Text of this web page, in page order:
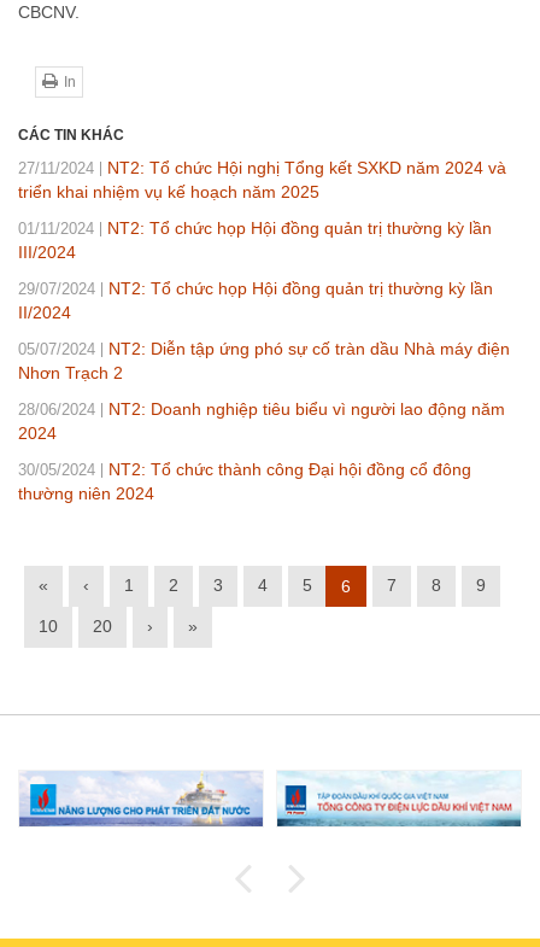
CBCNV.
In
CÁC TIN KHÁC
27/11/2024
NT2: Tổ chức Hội nghị Tổng kết SXKD năm 2024 và
triển khai nhiệm vụ kế hoạch năm 2025
01/11/2024
NT2: Tổ chức họp Hội đồng quản trị thường kỳ lần
III/2024
29/07/2024
NT2: Tổ chức họp Hội đồng quản trị thường kỳ lần
II/2024
05/07/2024
NT2: Diễn tập ứng phó sự cố tràn dầu Nhà máy điện
Nhơn Trạch 2
28/06/2024
NT2: Doanh nghiệp tiêu biểu vì người lao động năm
2024
30/05/2024
NT2: Tổ chức thành công Đại hội đồng cổ đông
thường niên 2024
« ‹ 1 2 3 4 5 6 7 8 9
10 20 › »